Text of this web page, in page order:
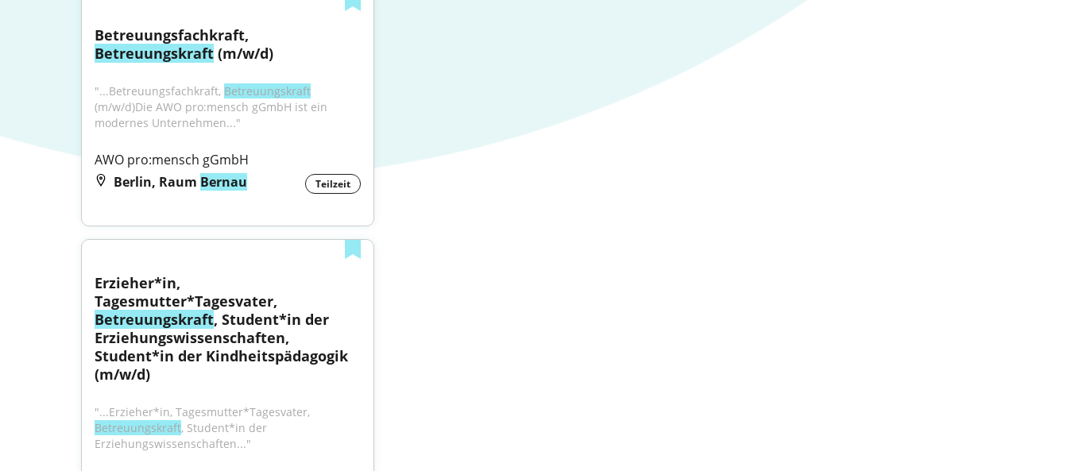
Betreuungskraft (m/w/d)
"...Betreuungsfachkraft, Betreuungskraft
(m/w/d)Die AWO pro:mensch gGmbH ist ein
modernes Unternehmen..."
AWO pro:mensch gGmbH
Berlin, Raum Bernau Teilzeit
Erzieher*in,
Betreuungskraft, Student*in der
Erziehungswissenschaften,
Student*in der Kindheitspädagogik
(m/w/d)
Betreuungskraft, Student*in der
Erziehungswissenschaften..."